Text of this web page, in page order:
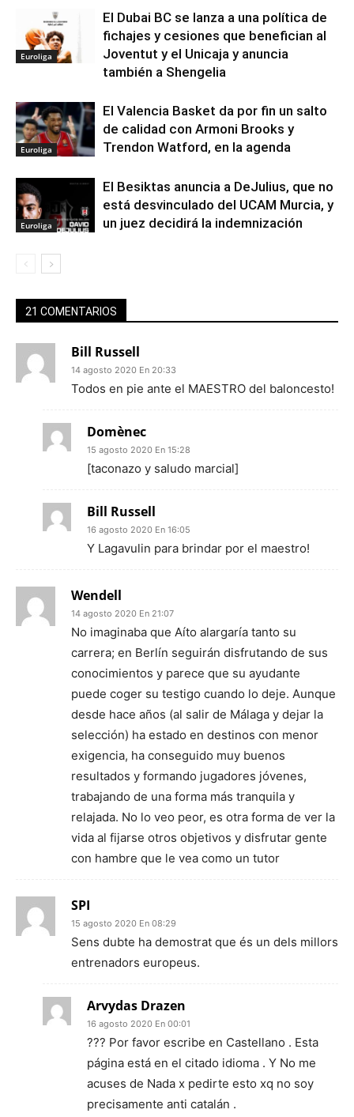
Euroliga
El Dubai BC se lanza a una política de
fichajes y cesiones que benefician al
Joventut y el Unicaja y anuncia
también a Shengelia
Euroliga
El Valencia Basket da por fin un salto
de calidad con Armoni Brooks y
Trendon Watford, en la agenda
Euroliga
El Besiktas anuncia a DeJulius, que no
está desvinculado del UCAM Murcia, y
un juez decidirá la indemnización
21 COMENTARIOS
Bill Russell
14 agosto 2020 En 20:33
Todos en pie ante el MAESTRO del baloncesto!
Domènec
15 agosto 2020 En 15:28
[taconazo y saludo marcial]
Bill Russell
16 agosto 2020 En 16:05
Y Lagavulin para brindar por el maestro!
Wendell
14 agosto 2020 En 21:07
No imaginaba que Aíto alargaría tanto su
carrera; en Berlín seguirán disfrutando de sus
conocimientos y parece que su ayudante
puede coger su testigo cuando lo deje. Aunque
desde hace años (al salir de Málaga y dejar la
selección) ha estado en destinos con menor
exigencia, ha conseguido muy buenos
resultados y formando jugadores jóvenes,
trabajando de una forma más tranquila y
relajada. No lo veo peor, es otra forma de ver la
vida al fijarse otros objetivos y disfrutar gente
con hambre que le vea como un tutor
SPI
15 agosto 2020 En 08:29
Sens dubte ha demostrat que és un dels millors
entrenadors europeus.
Arvydas Drazen
16 agosto 2020 En 00:01
??? Por favor escribe en Castellano . Esta
página está en el citado idioma . Y No me
acuses de Nada x pedirte esto xq no soy
precisamente anti catalán .